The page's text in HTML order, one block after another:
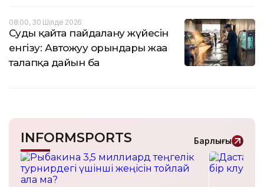
08:00, 30 Шілде 2026
Суды қайта пайдалану жүйесін
енгізу: Автожуу орындары жаңа
талапқа дайын ба
INFORMSPORTS Барлығы